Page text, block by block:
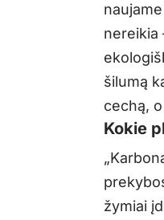
nereikia
šilumą
cechą,
Kokie
žymiai